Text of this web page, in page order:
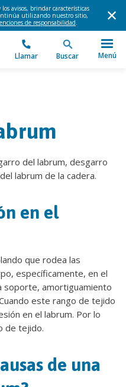
avisos, brindar características
utilizando nuestro sitio,
de responsabilidad.
Llamar Buscar Menú
del labrum, desgarro
labrum de la cadera.
en el
que rodea las
específicamente, en el
soporte, amortiguamiento
este rango de tejido
en el labrum. Por lo
de tejido.
de una